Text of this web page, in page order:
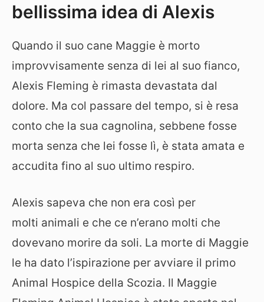
bellissima idea di Alexis
Quando il suo cane Maggie è morto
improvvisamente senza di lei al suo fianco,
Alexis Fleming è rimasta devastata dal
dolore. Ma col passare del tempo, si è resa
conto che la sua cagnolina, sebbene fosse
morta senza che lei fosse lì, è stata amata e
accudita fino al suo ultimo respiro.
Alexis sapeva che non era così per
molti animali e che ce n’erano molti che
dovevano morire da soli. La morte di Maggie
le ha dato l’ispirazione per avviare il primo
Animal Hospice della Scozia. Il Maggie